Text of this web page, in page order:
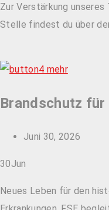
Zur Verstärkung
Stelle findest du über
Brandschutz
Juni 30, 2026
30Jun
Neues Leben für den